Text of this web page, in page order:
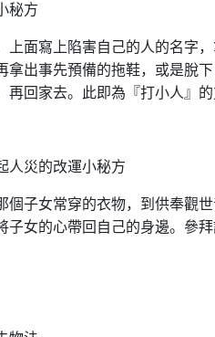
秘方
上面寫上陷害自己的人的名字
拿出事先預備的拖鞋，或是脫
再回家去。此即為『打小人』
人災的改運小秘方
個子女常穿的衣物，到供奉觀
子女的心帶回自己的身邊。參